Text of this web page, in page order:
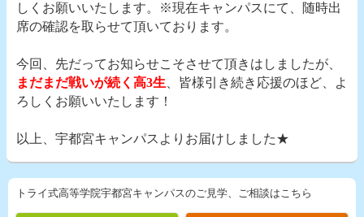
しくお願いいたします。※現在キャンパスにて、随時出
席の確認を取らせて頂いております。
今回、先だってお知らせこそさせて頂きはしましたが、
まだまだ戦いが続く高3生 、皆様引き続き応援のほど、よ
ろしくお願いいたします！
以上、宇都宮キャンパスよりお届けしました★
トライ式高等学院宇都宮キャンパスのご見学、ご相談はこちら